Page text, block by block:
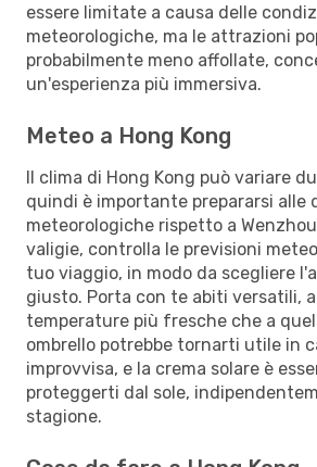
essere limitate a causa delle
meteorologiche, ma le attrazioni
probabilmente meno affollate,
un'esperienza più immersiva.
Meteo a Hong Kong
Il clima di Hong Kong può variare
quindi è importante prepararsi alle
meteorologiche rispetto a
valigie, controlla le previsioni
tuo viaggio, in modo da scegliere
giusto. Porta con te abiti versatili,
temperature più fresche che a
ombrello potrebbe tornarti utile in
improvvisa, e la crema solare è
proteggerti dal sole,
stagione.